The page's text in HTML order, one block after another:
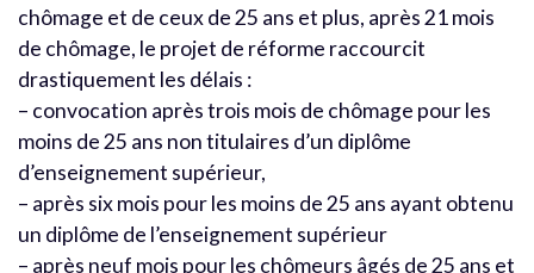
chômage et de ceux de 25 ans et plus, après 21 mois
de chômage, le projet de réforme raccourcit
drastiquement les délais :
– convocation après trois mois de chômage pour les
moins de 25 ans non titulaires d’un diplôme
d’enseignement supérieur,
– après six mois pour les moins de 25 ans ayant obtenu
un diplôme de l’enseignement supérieur
– après neuf mois pour les chômeurs âgés de 25 ans et